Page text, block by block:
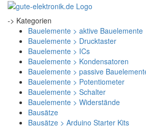
-> Kategorien
Bauelemente > aktive Bauelemente
Bauelemente > Drucktaster
Bauelemente > ICs
Bauelemente > Kondensatoren
Bauelemente > passive
Bauelemente > Potentiometer
Bauelemente > Schalter
Bauelemente > Widerstände
Bausätze
Bausätze > Arduino Starter Kits